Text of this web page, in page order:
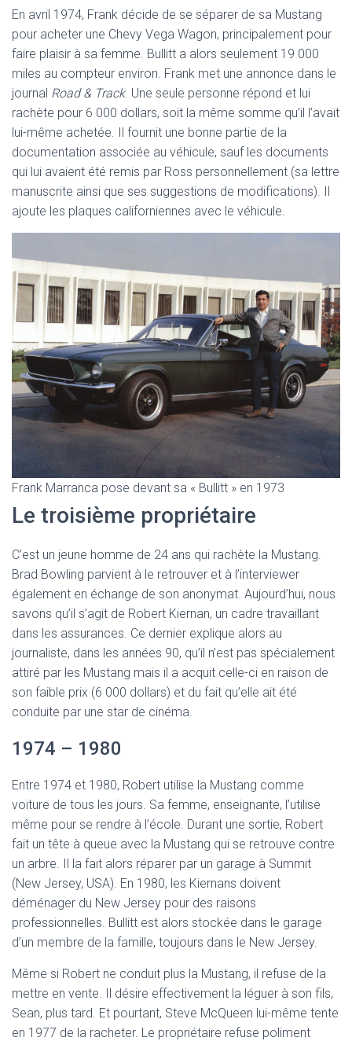
En avril 1974, Frank décide de se séparer de sa Mustang
pour acheter une Chevy Vega Wagon, principalement pour
faire plaisir à sa femme. Bullitt a alors seulement 19 000
miles au compteur environ. Frank met une annonce dans le
journal Road & Track. Une seule personne répond et lui
rachète pour 6 000 dollars, soit la même somme qu’il l’avait
lui-même achetée. Il fournit une bonne partie de la
documentation associée au véhicule, sauf les documents
qui lui avaient été remis par Ross personnellement (sa lettre
manuscrite ainsi que ses suggestions de modifications). Il
ajoute les plaques californiennes avec le véhicule.
Frank Marranca pose devant sa « Bullitt » en 1973
Le troisième propriétaire
C’est un jeune homme de 24 ans qui rachète la Mustang.
Brad Bowling parvient à le retrouver et à l’interviewer
également en échange de son anonymat. Aujourd’hui, nous
savons qu’il s’agit de Robert Kiernan, un cadre travaillant
dans les assurances. Ce dernier explique alors au
journaliste, dans les années 90, qu’il n’est pas spécialement
attiré par les Mustang mais il a acquit celle-ci en raison de
son faible prix (6 000 dollars) et du fait qu’elle ait été
conduite par une star de cinéma.
1974 – 1980
Entre 1974 et 1980, Robert utilise la Mustang comme
voiture de tous les jours. Sa femme, enseignante, l’utilise
même pour se rendre à l’école. Durant une sortie, Robert
fait un tête à queue avec la Mustang qui se retrouve contre
un arbre. Il la fait alors réparer par un garage à Summit
(New Jersey, USA). En 1980, les Kiernans doivent
déménager du New Jersey pour des raisons
professionnelles. Bullitt est alors stockée dans le garage
d’un membre de la famille, toujours dans le New Jersey.
Même si Robert ne conduit plus la Mustang, il refuse de la
mettre en vente. Il désire effectivement la léguer à son fils,
Sean, plus tard. Et pourtant, Steve McQueen lui-même tente
en 1977 de la racheter. Le propriétaire refuse poliment